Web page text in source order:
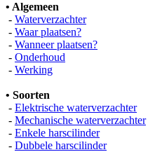
• Algemeen
- Waterverzachter
- Waar plaatsen?
- Wanneer plaatsen?
- Onderhoud
- Werking
• Soorten
- Elektrische waterverzachter
- Mechanische waterverzachter
- Enkele harscilinder
- Dubbele harscilinder